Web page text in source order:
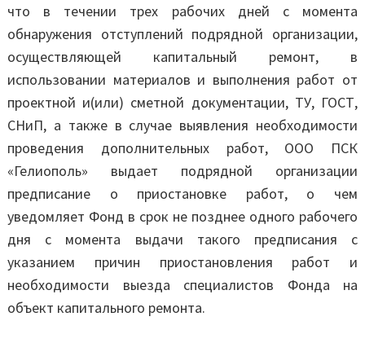
что в течении трех рабочих дней с момента
обнаружения отступлений подрядной организации,
осуществляющей капитальный ремонт, в
использовании материалов и выполнения работ от
проектной и(или) сметной документации, ТУ, ГОСТ,
СНиП, а также в случае выявления необходимости
проведения дополнительных работ, ООО ПСК
«Гелиополь» выдает подрядной организации
предписание о приостановке работ, о чем
уведомляет Фонд в срок не позднее одного рабочего
дня с момента выдачи такого предписания с
указанием причин приостановления работ и
необходимости выезда специалистов Фонда на
объект капитального ремонта.